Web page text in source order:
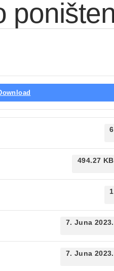
6
494.27 KB
1
7. Juna 2023.
7. Juna 2023.